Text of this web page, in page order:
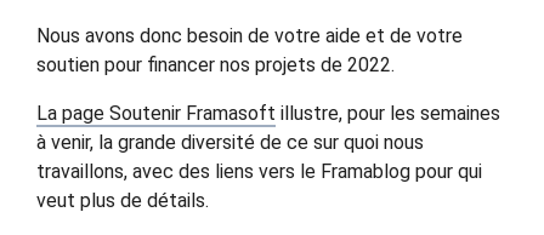
Nous avons donc besoin de votre aide et de votre
soutien pour financer nos projets de 2022.
La page Soutenir Framasoft illustre, pour les semaines
à venir, la grande diversité de ce sur quoi nous
travaillons, avec des liens vers le Framablog pour qui
veut plus de détails.